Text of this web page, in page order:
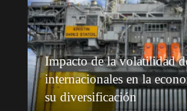
Impacto de la volatilidad
internacionales en la
su diversificación